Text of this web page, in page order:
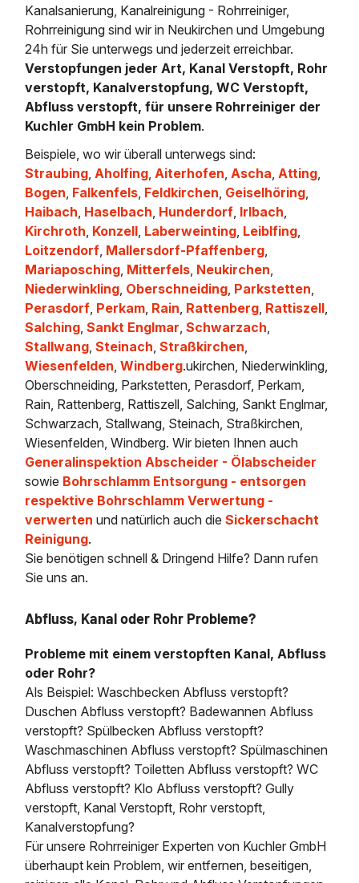
Kanalsanierung, Kanalreinigung - Rohrreiniger,
Rohrreinigung sind wir in Neukirchen und Umgebung
24h für Sie unterwegs und jederzeit erreichbar.
Verstopfungen jeder Art, Kanal Verstopft, Rohr
verstopft, Kanalverstopfung, WC Verstopft,
Abfluss verstopft, für unsere Rohrreiniger der
Kuchler GmbH kein Problem.
Beispiele, wo wir überall unterwegs sind:
Straubing,Aholfing,Aiterhofen,Ascha,Atting,
Bogen, Falkenfels, Feldkirchen, Geiselhöring,
Haibach, Haselbach, Hunderdorf, Irlbach,
Kirchroth, Konzell, Laberweinting, Leiblfing,
Loitzendorf, Mallersdorf-Pfaffenberg,
Mariaposching, Mitterfels, Neukirchen,
Niederwinkling, Oberschneiding, Parkstetten,
Perasdorf, Perkam, Rain, Rattenberg, Rattiszell,
Salching,Sankt Englmar,Schwarzach,
Stallwang,Steinach,Straßkirchen,
Wiesenfelden,Windberg.ukirchen, Niederwinkling,
Oberschneiding, Parkstetten, Perasdorf, Perkam,
Rain, Rattenberg, Rattiszell, Salching, Sankt Englmar,
Schwarzach, Stallwang, Steinach, Straßkirchen,
Wiesenfelden, Windberg. Wir bieten Ihnen auch
Generalinspektion Abscheider - Ölabscheider
sowie Bohrschlamm Entsorgung - entsorgen
respektive Bohrschlamm Verwertung -
verwerten und natürlich auch dieSickerschacht
Reinigung.
Sie benötigen schnell & Dringend Hilfe? Dann rufen
Sie uns an.
Abfluss, Kanal oder Rohr Probleme?
Probleme mit einem verstopften Kanal, Abfluss
oder Rohr?
Als Beispiel: Waschbecken Abfluss verstopft?
Duschen Abfluss verstopft? Badewannen Abfluss
verstopft? Spülbecken Abfluss verstopft?
Waschmaschinen Abfluss verstopft? Spülmaschinen
Abfluss verstopft? Toiletten Abfluss verstopft? WC
Abfluss verstopft? Klo Abfluss verstopft? Gully
verstopft, Kanal Verstopft, Rohr verstopft,
Kanalverstopfung?
Für unsere Rohrreiniger Experten von Kuchler GmbH
überhaupt kein Problem, wir entfernen, beseitigen,